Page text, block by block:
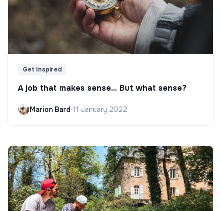
Get Inspired
A job that makes sense... But what sense?
Marion Bard•11 January 2022